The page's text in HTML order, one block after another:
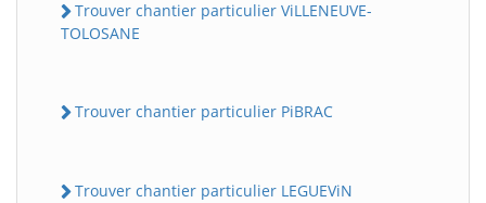
Trouver chantier particulier ViLLENEUVE-
TOLOSANE
Trouver chantier particulier PiBRAC
Trouver chantier particulier LEGUEViN